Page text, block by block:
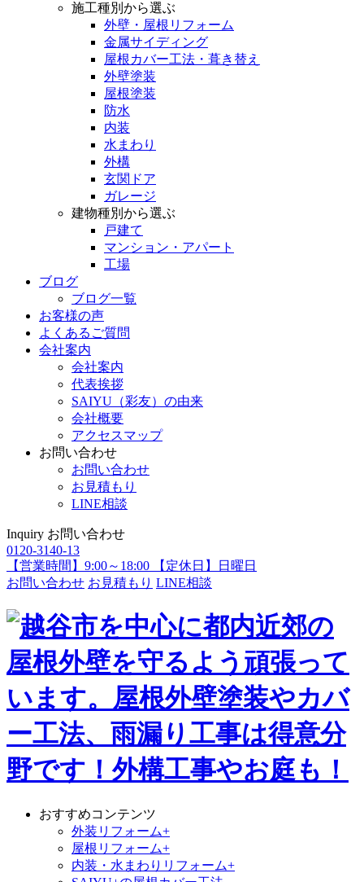
施工種別から選ぶ
外壁・屋根リフォーム
金属サイディング
屋根カバー工法・葺き替え
外壁塗装
屋根塗装
防水
内装
水まわり
外構
玄関ドア
ガレージ
建物種別から選ぶ
戸建て
マンション・アパート
工場
ブログ
ブログ一覧
お客様の声
よくあるご質問
会社案内
会社案内
代表挨拶
SAIYU（彩友）の由来
会社概要
アクセスマップ
お問い合わせ
お問い合わせ
お見積もり
LINE相談
Inquiry お問い合わせ
0120-3140-13
【営業時間】9:00～18:00 【定休日】日曜日
お問い合わせ お見積もり LINE相談
おすすめコンテンツ
外装リフォーム+
屋根リフォーム+
内装・水まわりリフォーム+